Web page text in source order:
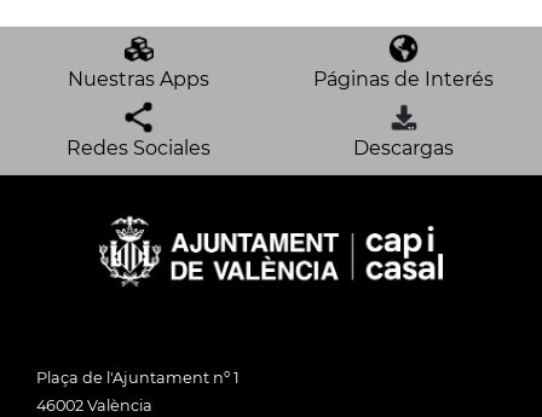
Nuestras Apps Páginas de Interés
Redes Sociales Descargas
Plaça de l'Ajuntament nº 1
46002 València